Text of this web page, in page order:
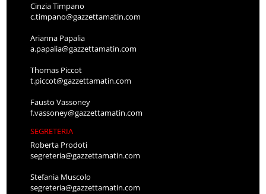
Cinzia Timpano
c.timpano@gazzettamatin.com
Arianna Papalia
a.papalia@gazzettamatin.com
Thomas Piccot
t.piccot@gazzettamatin.com
Fausto Vassoney
f.vassoney@gazzettamatin.com
SEGRETERIA
Roberta Prodoti
segreteria@gazzettamatin.com
Stefania Muscolo
segreteria@gazzettamatin.com